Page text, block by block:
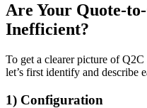
Are Your Quote-
Inefficient?
To get a clearer picture of
let’s first identify and describe
1) Configuration